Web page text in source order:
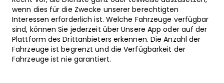
wenn dies für die Zwecke unserer berechtigten
Interessen erforderlich ist. Welche Fahrzeuge verfügbar
sind, können Sie jederzeit über Unsere App oder auf der
Plattform des Drittanbieters erkennen. Die Anzahl der
Fahrzeuge ist begrenzt und die Verfügbarkeit der
Fahrzeuge ist nie garantiert.